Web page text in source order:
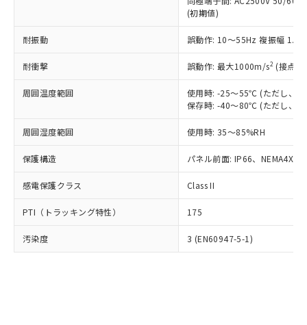
(初期値)
耐振動 誤動作: 10～55Hz 複振幅
耐衝撃 誤動作: 最大1000m/s2 (接点
周囲温度範囲
使用時: -25～55℃ (ただし、氷
保存時: -40～80℃ (ただし、氷
周囲湿度範囲 使用時: 35～85%RH
保護構造 パネル前面: IP66、NEMA4X,
感電保護クラス Class II
PTI（トラッキング特性） 175
汚染度 3 (EN60947-5-1)
正式な納期状況および標準価格はお客
様のお取引先、またはお客様担当のオ
ムロン制御機器販売店・当社販売員に
オムロン制御機器販売店や当社販売拠
販売ネットワーク
」をご確認
事前の承諾なく第三者に漏洩または開
示しないようお願いします。
マイパーツ機能（部品リスト作成サー
ビス）をご利用いただくには、I-Web
メンバーズにご登録されている必要が
あります。
お客様が当ウェブサイト上で当社にご
登録された部品リストについて、当社
および当社の共同利用者が、当社の製
(PBDE) 1000ppm以下、フタル酸ビス(2-エチルヘキシ
ル) (DEHP)(別名：DOP) 1000ppm以下、フタル酸ブチ
（DBP） 1000ppm以下、フタル酸ジイソブチル
但し、RoHS指令で産業用監視および制御機器に対する
フタル酸エステル類の４物質については閾値を超える意
図的な使用がないことを確認しています。
※2 対応予定月
部品在庫の切り替え状況などにより、予定
月が前後することがあります。
※3 非含有証明書ダウンロード
ニル類) : 1000ppm、 PBDEs(ポリ臭化ジフェニルエーテ
イソブチル) : 1000ppm、 BBP(フタル酸ブチルベンジ
DEHP(フタル酸ビス(2-エチルヘキシル)) : 1000ppm
「ｅ」：有害物質（10物質）のすべてが基
準値以下であることを示します。
「10」：通常の使用状況下において有害物
質が外部に漏えいし、環境に深刻な影響を
及ぼさない年数を意味します。
い合わせください。
当社は規制貨物を破棄する場合は、完
全に破砕するなど、違法に輸出されな
いよう必要な手段を講じます。
当社は貴社製品を、核兵器、ミサイ
ル、化学兵器、生物兵器またはその他
武器並びにこれらの製造装置等に一切
当社は、貴社製品を第三者に販売する
場合は、上記1、2および3の内容を当
該第三者に通知します。また当社は、
販売先および販売に係わる関係者が違
り引きをいたしません。
一定数以上の在庫あり
一定数には満たないが在庫あり
在庫なし(最新の在庫状況につ
いては、お客様のお取引先、ま
たはお客様担当のオムロン制御
機器販売店・当社販売員にご確
白
受注生産機種、また在庫状況の
情報を公開していない機種